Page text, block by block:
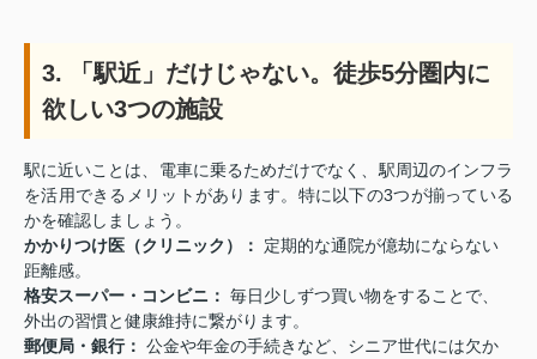
3. 「駅近」だけじゃない。徒歩5分圏内に
欲しい3つの施設
駅に近いことは、電車に乗るためだけでなく、駅周辺のインフラ
を活用できるメリットがあります。特に以下の3つが揃っている
かを確認しましょう。
かかりつけ医（クリニック）：
定期的な通院が億劫にならない
距離感。
格安スーパー・コンビニ： 毎日少しずつ買い物をすることで、
外出の習慣と健康維持に繋がります。
郵便局・銀行： 公金や年金の手続きなど、シニア世代には欠か